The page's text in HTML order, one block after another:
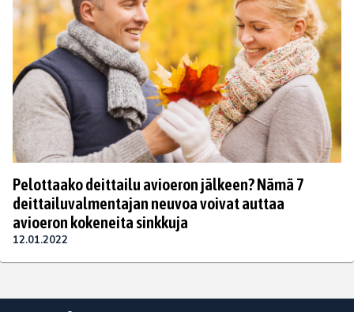
Pelottaako deittailu avioeron jälkeen? Nämä 7
deittailuvalmentajan neuvoa voivat auttaa
avioeron kokeneita sinkkuja
12.01.2022